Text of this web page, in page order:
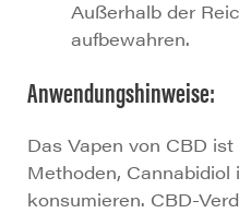
Außerhalb der
aufbewahren.
Anwendungshinweise:
Das Vapen von CBD
Methoden, Cannabidiol
konsumieren. CBD-